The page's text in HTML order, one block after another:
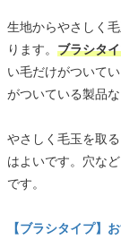
生地からやさしく
ります。 ブラシタ
い毛だけがついて
がついている製品な
やさしく毛玉を取
はよいです。穴な
です。
【ブラシタイプ】